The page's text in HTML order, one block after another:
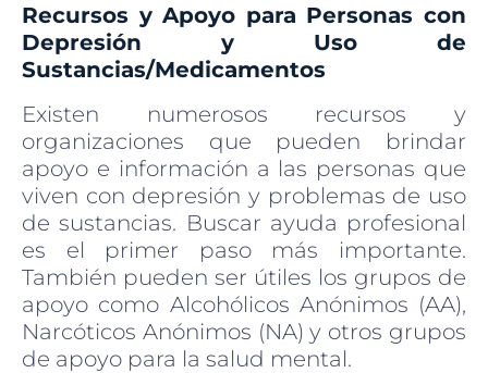
Recursos y Apoyo para Personas con
Depresión y Uso de
Sustancias/Medicamentos
Existen numerosos recursos y
organizaciones que pueden brindar
apoyo e información a las personas que
viven con depresión y problemas de uso
de sustancias. Buscar ayuda profesional
es el primer paso más importante.
También pueden ser útiles los grupos de
apoyo como Alcohólicos Anónimos (AA),
Narcóticos Anónimos (NA) y otros grupos
de apoyo para la salud mental.